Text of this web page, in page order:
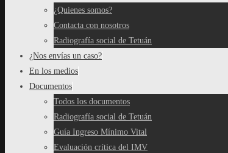
¿Quienes somos?
Contacta con nosotros
Radiografía social de Tetuán
¿Nos envías un caso?
En los medios
Documentos
Todos los documentos
Radiografía social de Tetuán
Guía Ingreso Mínimo Vital
Evaluación crítica del IMV